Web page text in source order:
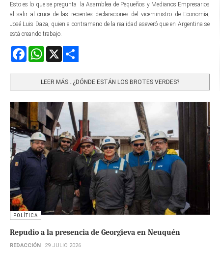
Esto es lo que se pregunta la Asamblea de Pequeños y Medianos Empresarios
al salir al cruce de las recientes declaraciones del viceministro de Economía,
José Luis Daza, quien a contramano de la realidad aseveró que en Argentina se
está creando trabajo.
FacebookWhatsApp
LEER MÁS…¿DÓNDE ESTÁN LOS BROTES VERDES?
POLÍTICA
Repudio a la presencia de Georgieva en Neuquén
REDACCIÓN 29 JULIO 2026